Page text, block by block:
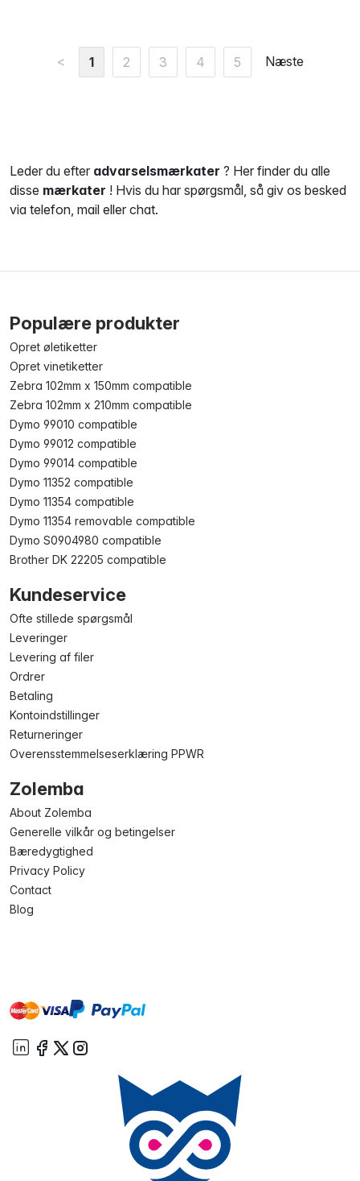
< 1 2 3 4 5 Næste
Leder du efter advarselsmærkater ? Her finder du alle
disse mærkater ! Hvis du har spørgsmål, så giv os besked
via telefon, mail eller chat.
Populære produkter
Opret øletiketter
Opret vinetiketter
Zebra 102mm x 150mm compatible
Zebra 102mm x 210mm compatible
Dymo 99010 compatible
Dymo 99012 compatible
Dymo 99014 compatible
Dymo 11352 compatible
Dymo 11354 compatible
Dymo 11354 removable compatible
Dymo S0904980 compatible
Brother DK 22205 compatible
Kundeservice
Ofte stillede spørgsmål
Leveringer
Levering af filer
Ordrer
Betaling
Kontoindstillinger
Returneringer
Overensstemmelseserklæring PPWR
Zolemba
About Zolemba
Generelle vilkår og betingelser
Bæredygtighed
Privacy Policy
Contact
Blog
mastervisa paypal